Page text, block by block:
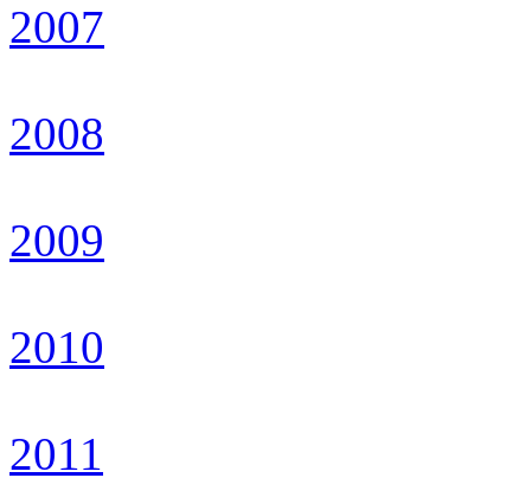
2007
2008
2009
2010
2011